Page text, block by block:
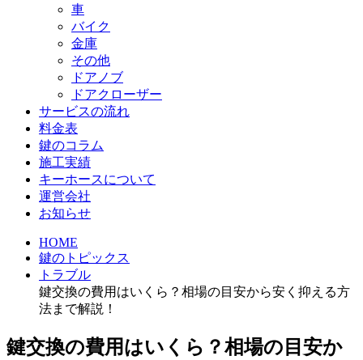
車
バイク
金庫
その他
ドアノブ
ドアクローザー
サービスの流れ
料金表
鍵のコラム
施工実績
キーホースについて
運営会社
お知らせ
HOME
鍵のトピックス
トラブル
鍵交換の費用はいくら？相場の目安から安く抑える方
法まで解説！
鍵交換の費用はいくら？相場の目安か